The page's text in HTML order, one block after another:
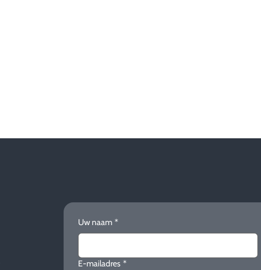
Uw naam *
E-mailadres *